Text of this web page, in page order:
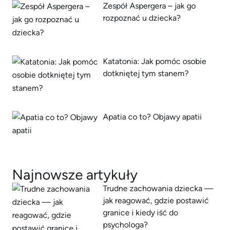
Zespół Aspergera – jak go
rozpoznać u dziecka?
Katatonia: Jak pomóc osobie
dotkniętej tym stanem?
Apatia co to? Objawy apatii
Najnowsze artykuły
Trudne zachowania dziecka —
jak reagować, gdzie postawić
granice i kiedy iść do
psychologa?